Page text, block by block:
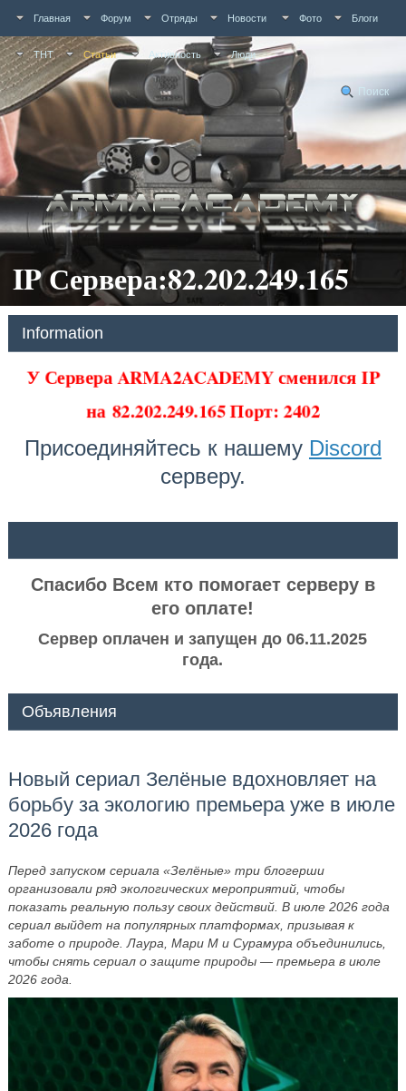
Главная Форум Отряды Новости Фото Блоги
ТНТ Статьи Активность Люди
Поиск
IP Сервера:82.202.249.165
Information
У Сервера ARMA2ACADEMY сменился IP
на 82.202.249.165 Порт: 2402
Присоединяйтесь к нашему Discord
серверу.
Спасибо Всем кто помогает серверу в
его оплате!
Сервер оплачен и запущен до 06.11.2025
года.
Объявления
Новый сериал Зелёные вдохновляет на
борьбу за экологию премьера уже в июле
2026 года
Перед запуском сериала «Зелёные» три блогерши
организовали ряд экологических мероприятий, чтобы
показать реальную пользу своих действий. В июле 2026 года
сериал выйдет на популярных платформах, призывая к
заботе о природе. Лаура, Мари М и Сурамура объединились,
чтобы снять сериал о защите природы — премьера в июле
2026 года.